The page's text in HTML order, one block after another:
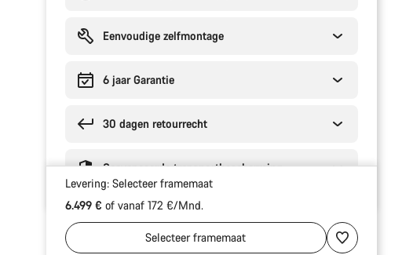
Eenvoudige zelfmontage
6 jaar Garantie
30 dagen retourrecht
Geavanceerde transportbescherming
Levering: Selecteerframemaat
6.499 € of vanaf 172 €/Mnd.
Selecteerframemaat